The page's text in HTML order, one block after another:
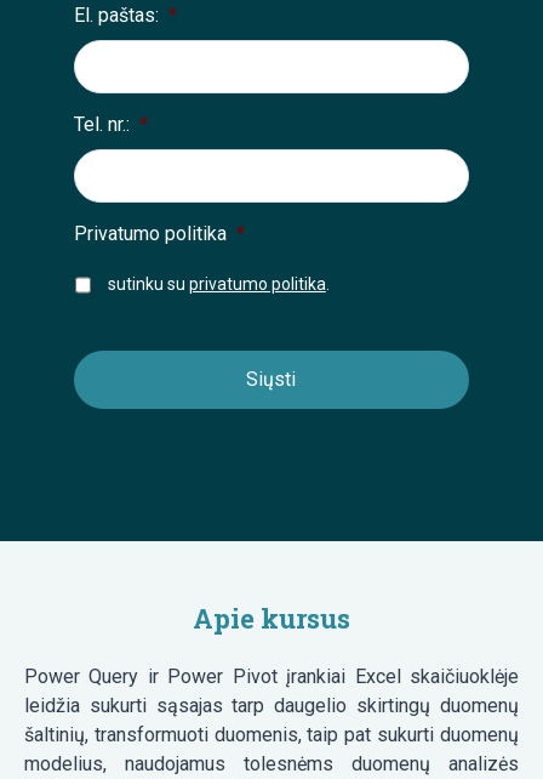
El. paštas: *
Tel. nr.: *
Privatumo politika *
sutinku su privatumo politika
Apie kursus
Power Query ir Power Pivot įrankiai Excel skaičiuoklėje
leidžia sukurti sąsajas tarp daugelio skirtingų duomenų
šaltinių, transformuoti duomenis, taip pat sukurti duomenų
modelius, naudojamus tolesnėms duomenų analizės